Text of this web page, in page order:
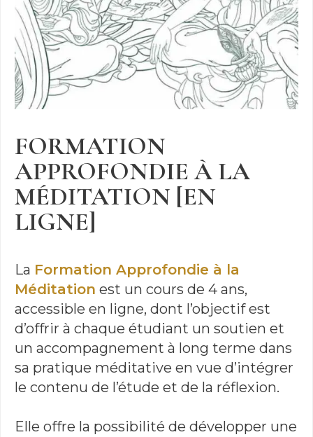
FORMATION
APPROFONDIE À LA
MÉDITATION [EN
LIGNE]
La Formation Approfondie à la
Méditation est un cours de 4 ans,
accessible en ligne, dont l’objectif est
d’offrir à chaque étudiant un soutien et
un accompagnement à long terme dans
sa pratique méditative en vue d’intégrer
le contenu de l’étude et de la réflexion.
Elle offre la possibilité de développer une